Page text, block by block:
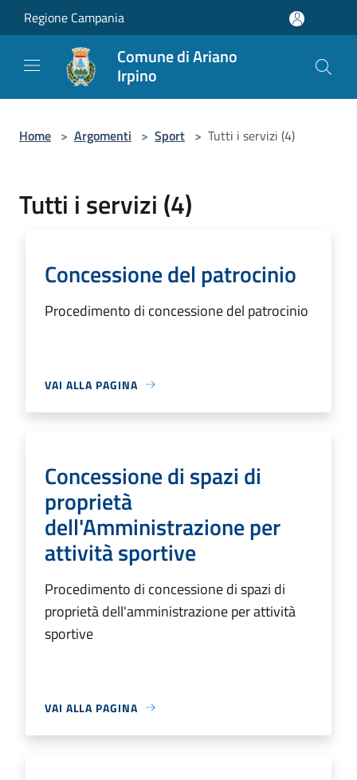
Salta al contenuto principale
Regione Campania
Comune di Ariano
Irpino
Home > Argomenti > Sport > Tutti i servizi (4)
Tutti i servizi (4)
Concessione del patrocinio
Procedimento di concessione del patrocinio
VAI ALLA PAGINA
Concessione di spazi di
proprietà
dell'Amministrazione per
attività sportive
Procedimento di concessione di spazi di
proprietà dell'amministrazione per attività
sportive
VAI ALLA PAGINA